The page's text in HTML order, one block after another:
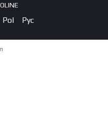
Pol Рус